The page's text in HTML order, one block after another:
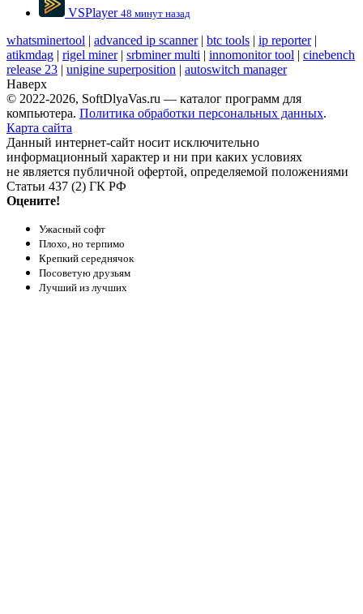
VSPlayer 48 минут назад
whatsminertool | advanced ip scanner| btc tools | ip reporter|
atikmdag | rigel miner| srbminer multi | innomonitor tool | cinebench
release 23 | unigine superposition | autoswitch manager
Наверх
© 2022-2026, SoftDlyaVas.ru — каталог программ для
компьютера. Политика обработки персональных данных.
Карта сайта
Данный интернет-сайт носит исключительно
информационный характер и ни при каких условиях
не является публичной офертой, определяемой положениями
Статьи 437 (2) ГК РФ
Оцените!
Ужасный софт
Плохо, но терпимо
Крепкий середнячок
Посоветую друзьям
Лучший из лучших